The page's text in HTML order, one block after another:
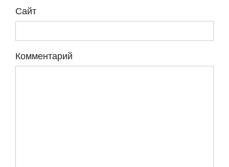
Сайт
Комментарий